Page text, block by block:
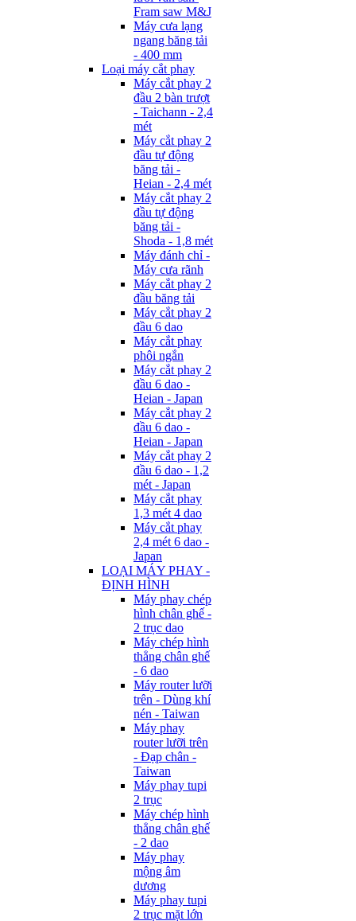
Fram saw M&J
Máy cưa lạng
ngang băng tải
- 400 mm
Loại máy cắt phay
Máy cắt phay 2
đầu 2 bàn trượt
- Taichann - 2,4
mét
Máy cắt phay 2
đầu tự động
băng tải -
Heian - 2,4 mét
Máy cắt phay 2
đầu tự động
băng tải -
Shoda - 1,8 mét
Máy đánh chỉ -
Máy cưa rãnh
Máy cắt phay 2
đầu băng tải
Máy cắt phay 2
đầu 6 dao
Máy cắt phay
phôi ngắn
Máy cắt phay 2
đầu 6 dao -
Heian - Japan
Máy cắt phay 2
đầu 6 dao -
Heian - Japan
Máy cắt phay 2
đầu 6 dao - 1,2
mét - Japan
Máy cắt phay
1,3 mét 4 dao
Máy cắt phay
2,4 mét 6 dao -
Japan
LOẠI MÁY PHAY -
ĐỊNH HÌNH
Máy phay chép
hình chân ghế -
2 trục dao
Máy chép hình
thẳng chân ghế
- 6 dao
Máy router lưỡi
trên - Dùng khí
nén - Taiwan
Máy phay
router lưỡi trên
- Đạp chân -
Taiwan
Máy phay tupi
2 trục
Máy chép hình
thẳng chân ghế
- 2 dao
Máy phay
mộng âm
dương
Máy phay tupi
2 trục mặt lớn